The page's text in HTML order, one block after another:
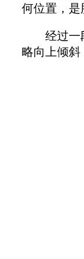
何位置，是
经过一段
略向上倾斜